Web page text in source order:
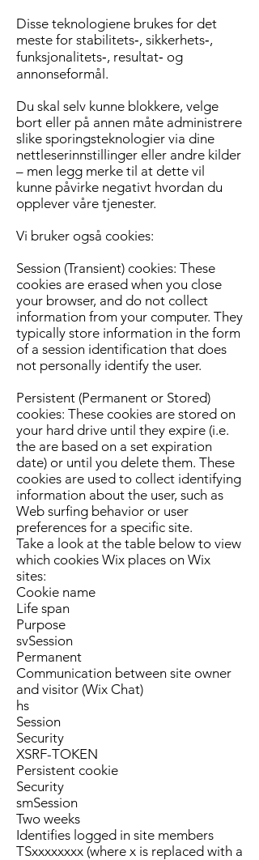
Disse teknologiene brukes for det
meste for stabilitets‑, sikkerhets‑,
funksjonalitets‑, resultat‑ og
annonseformål.
Du skal selv kunne blokkere, velge
bort eller på annen måte administrere
slike sporingsteknologier via dine
nettleserinnstillinger eller andre kilder
– men legg merke til at dette vil
kunne påvirke negativt hvordan du
opplever våre tjenester.
Vi bruker også cookies:
Session (Transient) cookies: These
cookies are erased when you close
your browser, and do not collect
information from your computer. They
typically store information in the form
of a session identification that does
not personally identify the user.
Persistent (Permanent or Stored)
cookies: These cookies are stored on
your hard drive until they expire (i.e.
the are based on a set expiration
date) or until you delete them. These
cookies are used to collect identifying
information about the user, such as
Web surfing behavior or user
preferences for a specific site.
Take a look at the table below to view
which cookies Wix places on Wix
sites:
Cookie name
Life span
Purpose
svSession
Permanent
Communication between site owner
and visitor (Wix Chat)
hs
Session
Security
XSRF-TOKEN
Persistent cookie
Security
smSession
Two weeks
Identifies logged in site members
TSxxxxxxxx (where x is replaced with a